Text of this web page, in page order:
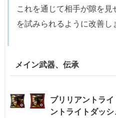
これを通じて相手が隙を
を試みられるように改善し
メイン武器、伝承
ブリリアントラ
ントライトダッシ